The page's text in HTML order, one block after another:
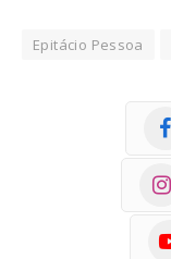
Epitácio Pessoa